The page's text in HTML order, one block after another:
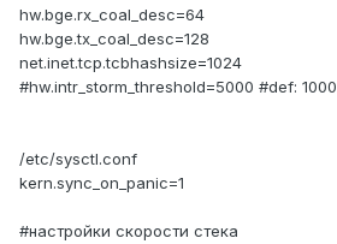
hw.bge.rx_coal_desc=64
hw.bge.tx_coal_desc=128
net.inet.tcp.tcbhashsize=1024
#hw.intr_storm_threshold=5000 #def: 1000
/etc/sysctl.conf
kern.sync_on_panic=1
#настройки скорости стека